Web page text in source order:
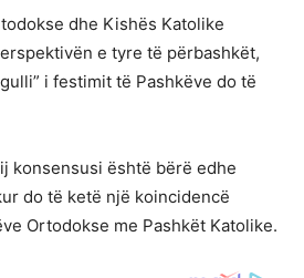
dhe Kishës Katolike
e tyre të përbashkët,
i festimit të Pashkëve do të
konsensusi është bërë edhe
do të ketë një koincidencë
Ortodokse me Pashkët Katolike.